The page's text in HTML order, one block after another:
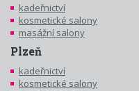
kadeřnictví
kosmetické salony
masážní salony
Plzeň
kadeřnictví
kosmetické salony